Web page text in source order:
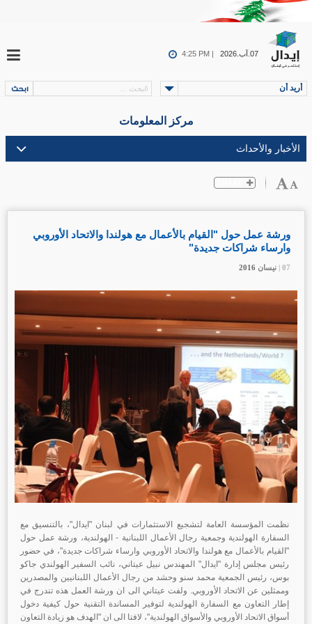
07.آب.2026 4:25 PM |
أريد أن
مركز المعلومات
07 | نيسان
ورشة عمل حول "القيام بالأعمال مع هولندا والاتحاد الأوروبي
وارساء شراكات جديدة"
07 | نيسان 07 | نيسان
نظمت المؤسسة العامة لتشجيع الاستثمارات في لبنان "ايدال"، بالتنسيق مع
السفارة الهولندية وجمعية رجال الأعمال اللبنانية - الهولندية، ورشة عمل حول
"القيام بالأعمال مع هولندا والاتحاد الأوروبي وارساء شراكات جديدة"، في حضور
رئيس مجلس إدارة "ايدال" المهندس نبيل عيتاني، نائب السفير الهولندي جاكو
بوس، رئيس الجمعية محمد سنو وحشد من رجال الأعمال اللبنانيين والمصدرين
وممثلين عن الاتحاد الأوروبي. ولفت عيتاني الى ان ورشة العمل هذه تندرج في
إطار التعاون مع السفارة الهولندية لتوفير المساندة التقنية حول كيفية دخول
أسواق الاتحاد الأوروبي والأسواق الهولندية"، لافتا الى ان "الهدف هو زيادة التعاون